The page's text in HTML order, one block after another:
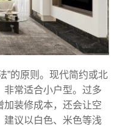
”的原则。现代简约或北
非常适合小户型。过多
加装修成本，还会让空
建议以白色、米色等浅